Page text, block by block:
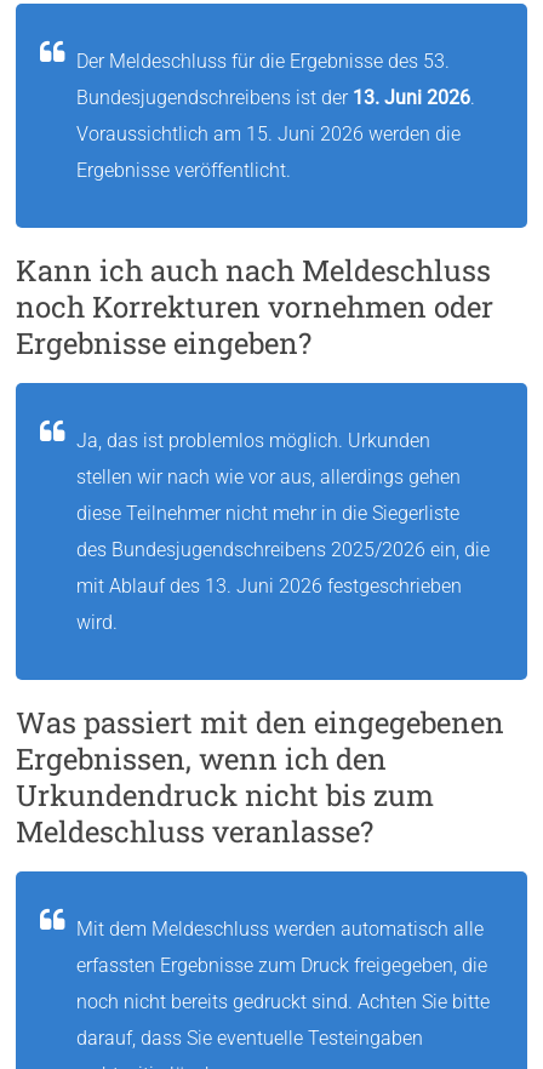
Der Meldeschluss für die Ergebnisse des 53.
Bundesjugendschreibens ist der 13. Juni 2026.
Voraussichtlich am 15. Juni 2026 werden die
Ergebnisse veröffentlicht.
Kann ich auch nach Meldeschluss
noch Korrekturen vornehmen oder
Ergebnisse eingeben?
Ja, das ist problemlos möglich. Urkunden
stellen wir nach wie vor aus, allerdings gehen
diese Teilnehmer nicht mehr in die Siegerliste
des Bundesjugendschreibens 2025/2026 ein, die
mit Ablauf des 13. Juni 2026 festgeschrieben
wird.
Was passiert mit den eingegebenen
Ergebnissen, wenn ich den
Urkundendruck nicht bis zum
Meldeschluss veranlasse?
Mit dem Meldeschluss werden automatisch alle
erfassten Ergebnisse zum Druck freigegeben, die
noch nicht bereits gedruckt sind. Achten Sie bitte
darauf, dass Sie eventuelle Testeingaben